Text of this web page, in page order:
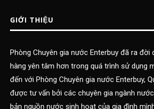
GIỚI THIỆU
Phòng Chuyên gia nước Enterbuy đã ra đời
hàng yên tâm hơn trong quá trình sử dụng
đến với Phòng Chuyên gia nước Enterbuy,
được tư vấn bởi các chuyên gia ngành
bản nguồn nước sinh hoạt của gia đình